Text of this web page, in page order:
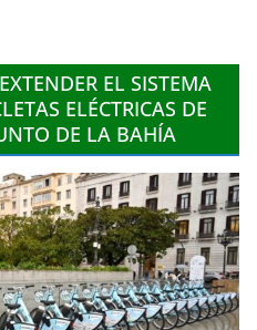
EL SISTEMA
ELÉCTRICAS DE
DE LA BAHÍA